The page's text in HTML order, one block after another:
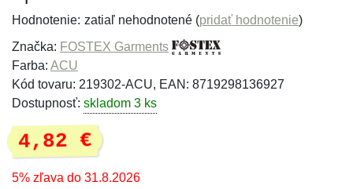
Hodnotenie: zatiaľ nehodnotené (pridať hodnotenie)
Značka: FOSTEX Garments
Farba: ACU
Kód tovaru: 219302-ACU, EAN: 8719298136927
Dostupnosť: skladom 3 ks
4,82 €
5% zľava do 31.8.2026